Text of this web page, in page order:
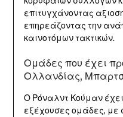
επιτυγχάνοντας
επηρεάζοντας την
καινοτόμων τακτικών.
Ομάδες που έχει
Ολλανδίας,
Ο Ρόναλντ Κούμαν
εξέχουσες ομάδες, με